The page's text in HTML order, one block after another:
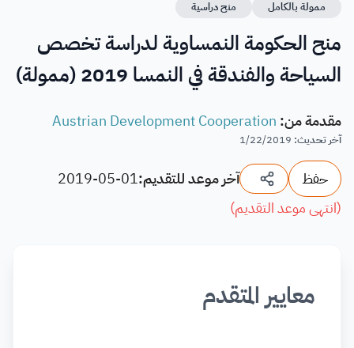
ممولة بالكامل منح دراسية
منح الحكومة النمساوية لدراسة تخصص
السياحة والفندقة في النمسا 2019 (ممولة)
مقدمة من:
Austrian Development Cooperation
آخر تحديث:
1/22/2019
حفظ آخر موعد للتقديم:2019-05-01
(انتهى موعد التقديم)
معايير المتقدم